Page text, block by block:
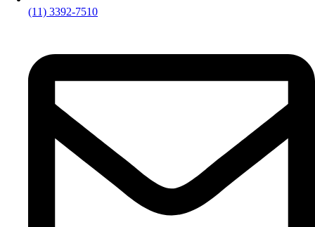
(11) 3392-7510